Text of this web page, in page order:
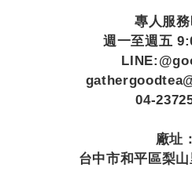
專人服務
週一至週五
04-
廠址：
台中市和平區梨